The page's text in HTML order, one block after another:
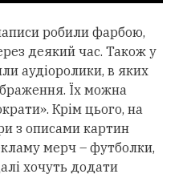
робили фарбою,
деякий час. Також у
аудіоролики, в яких
Їх можна
Крім цього, на
з описами картин
мерч – футболки,
хочуть додати